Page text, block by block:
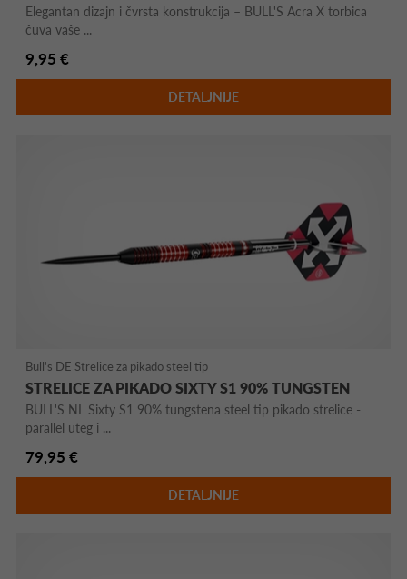
Elegantan dizajn i čvrsta konstrukcija – BULL'S Acra X torbica
čuva vaše ...
9,95 €
DETALJNIJE
Bull's DE Strelice za pikado steel tip
STRELICE ZA PIKADO SIXTY S1 90% TUNGSTEN
BULL'S NL Sixty S1 90% tungstena steel tip pikado strelice -
parallel uteg i ...
79,95 €
DETALJNIJE